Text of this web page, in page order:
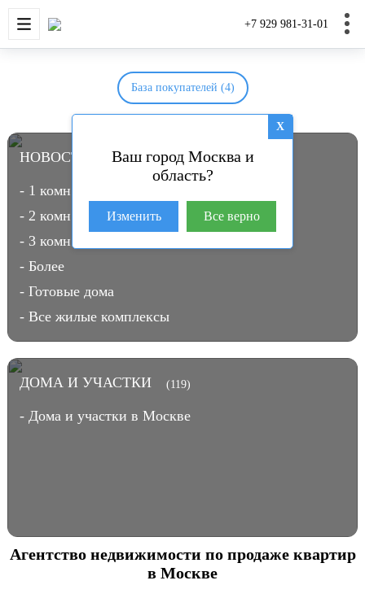
+7 929 981-31-01
НОВОСТРОЙКИ ДОМА И
X
Ваш город Москва и
область?
Изменить Все верно
База покупателей (4)
(3953)
НОВОСТРОЙКИ В МОСКВЕ
- 1 комн.
- 2 комн.
- 3 комн.
- Более
- Готовые дома
- Все жилые комплексы
(119)
ДОМА И УЧАСТКИ
- Дома и участки в Москве
Агентство недвижимости по продаже квартир
в Москве